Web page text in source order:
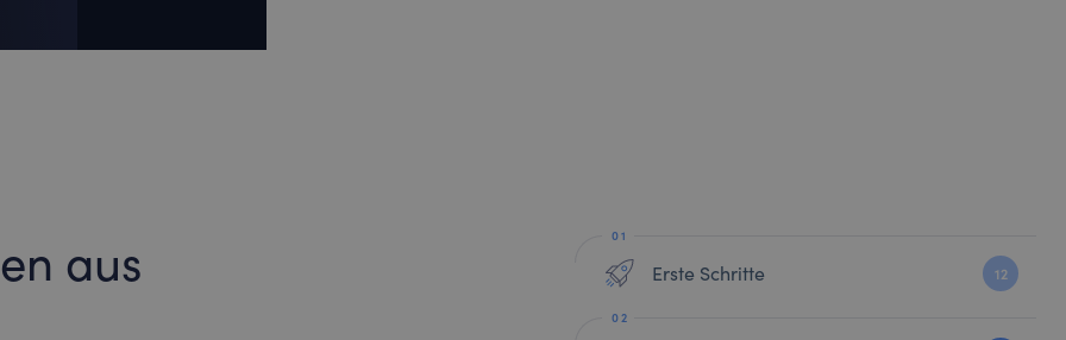
Erste Schritte 12
aus